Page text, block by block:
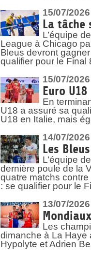
15/07/2026
La tâche
L’équipe
League à Chicago
Bleus devront
qualifier pour le Final
15/07/2026
Euro
En
U18 a assuré sa
U18 en Italie, mais
14/07/2026
Les
L’équipe
dernière poule de la
quatre matchs
: se qualifier pour le
13/07/2026
Les
dimanche à La Haye
Hypolyte et Adrien